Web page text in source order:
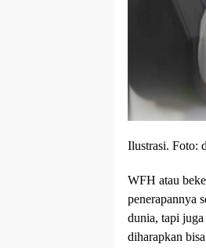
Ilustrasi. Foto:
WFH atau
penerapannya
dunia, tapi
diharapkan